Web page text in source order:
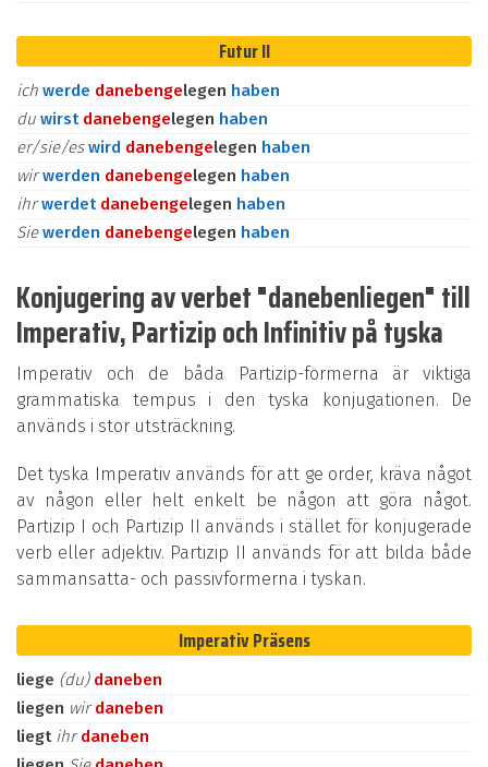
Futur II
ich werde danebengelegen haben
du wirst danebengelegen haben
er/sie/eswird danebengelegen haben
wirwerden danebengelegen haben
ihrwerdet danebengelegen haben
Siewerden danebengelegen haben
Konjugering av verbet "danebenliegen" till
Imperativ, Partizip och Infinitiv på tyska
Imperativ och de båda Partizip-formerna är viktiga
grammatiska tempus i den tyska konjugationen. De
används i stor utsträckning.
Det tyska Imperativ används för att ge order, kräva något
av någon eller helt enkelt be någon att göra något.
Partizip I och Partizip II används i stället för konjugerade
verb eller adjektiv. Partizip II används för att bilda både
sammansatta- och passivformerna i tyskan.
Imperativ Präsens
liege (du) daneben
liegen wirdaneben
liegt ihrdaneben